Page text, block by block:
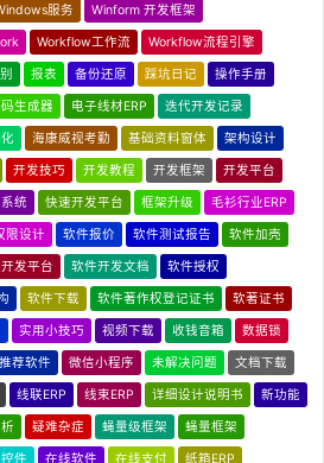
服务 Winform 开发框架
Workflow工作流 Workflow流程引擎
报表 备份还原 踩坑日记 操作手册
生成器 电子线材ERP 迭代开发记录
海康威视考勤 基础资料窗体 架构设计
开发技巧 开发教程 开发框架 开发平台
统 快速开发平台 框架升级 毛衫行业ERP
限设计 软件报价 软件测试报告 软件加壳
发平台 软件开发文档 软件授权
软件下载 软件著作权登记证书 软著证书
实用小技巧 视频下载 收钱音箱 数据锁
推荐软件 微信小程序 未解决问题 文档下载
线联ERP 线束ERP 详细设计说明书 新功能
疑难杂症 蝇量级框架 蝇量框架
件 在线软件 在线支付 纸箱ERP